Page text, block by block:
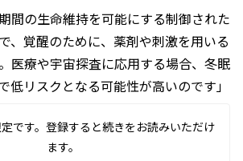
間の生命維持を可能にする制御された
、覚醒のために、薬剤や刺激を用いる
医療や宇宙探査に応用する場合、冬眠
低リスクとなる可能性が高いのです」
です。登録すると続きをお読みいただけ
ます。